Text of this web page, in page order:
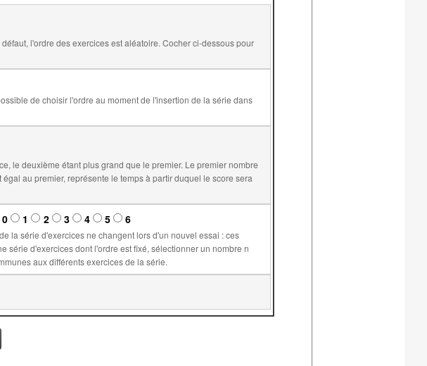
le deuxième étant plus grand que le premier. Le premier nombre
0 1 2 3 4 5 6
supérieur ou égal à 1 permet de plus de conserver les mêmes valeurs pour les variables communes aux différents exercices de la série.